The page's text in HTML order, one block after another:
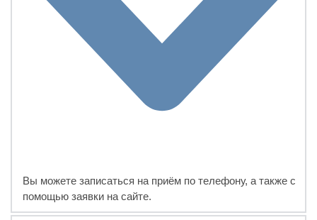
Вы можете записаться на приём по телефону, а также с
помощью заявки на сайте.